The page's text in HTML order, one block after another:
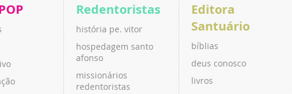
Redentoristas
história pe. vitor
hospedagem santo
afonso
missionários
redentoristas
Editora
Santuário
bíblias
deus conosco
livros